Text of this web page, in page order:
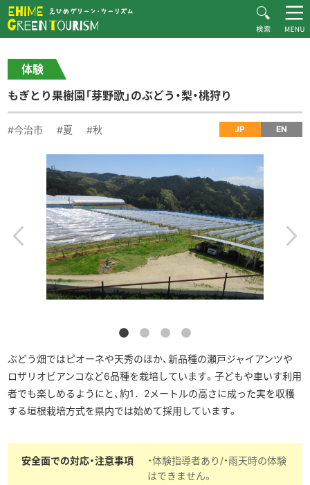
MOVIE
CONTACT
▶︎日本語
もぎとり果樹園「芽野歌」のぶどう・梨・桃狩り
体験
もぎとり果樹園「芽野歌」のぶどう・梨・桃狩り
#今治市 #夏 #秋 JP EN
ぶどう畑ではピオーネや天秀のほか、新品種の瀬戸ジャイアンツや
ロザリオビアンコなど6品種を栽培しています。子どもや車いす利用
者でも楽しめるようにと、約1．2メートルの高さに成った実を収穫
する垣根栽培方式を県内では始めて採用しています。
安全面での対応・注意事項
・体験指導者あり/・雨天時の体験
はできません。